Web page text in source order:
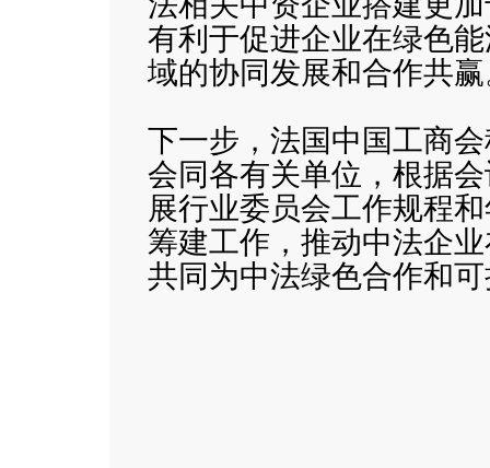
有利于促进企业在绿色
域的协同发展和合作共
下一步，法国中国工商
会同各有关单位，根据
展行业委员会工作规程
筹建工作，推动中法企
共同为中法绿色合作和